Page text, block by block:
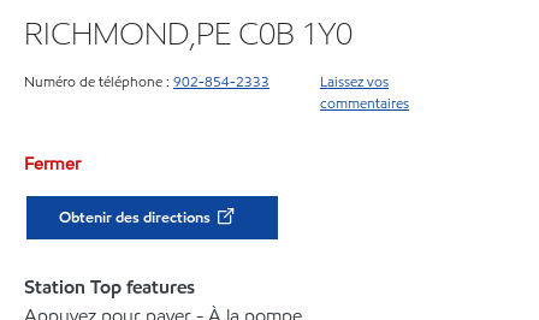
RICHMOND,PE C0B 1Y0
Numéro de téléphone : 902-854-2333
Laissez vos
commentaires
Fermer
Obtenir des directions
Station Top features